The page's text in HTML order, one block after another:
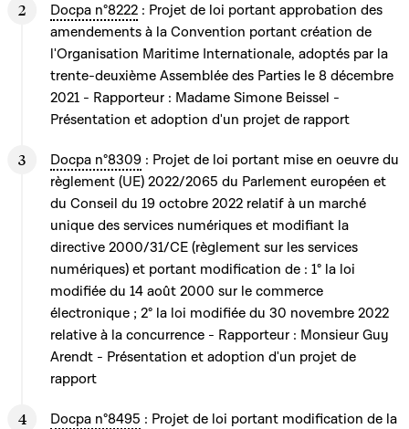
Docpa n°8222 : Projet de loi portant approbation des
amendements à la Convention portant création de
l'Organisation Maritime Internationale, adoptés par la
trente-deuxième Assemblée des Parties le 8 décembre
2021 - Rapporteur : Madame Simone Beissel -
Présentation et adoption d'un projet de rapport
Docpa n°8309 : Projet de loi portant mise en oeuvre du
règlement (UE) 2022/2065 du Parlement européen et
du Conseil du 19 octobre 2022 relatif à un marché
unique des services numériques et modifiant la
directive 2000/31/CE (règlement sur les services
numériques) et portant modification de : 1° la loi
modifiée du 14 août 2000 sur le commerce
électronique ; 2° la loi modifiée du 30 novembre 2022
relative à la concurrence - Rapporteur : Monsieur Guy
Arendt - Présentation et adoption d'un projet de
rapport
Docpa n°8495 : Projet de loi portant modification de la